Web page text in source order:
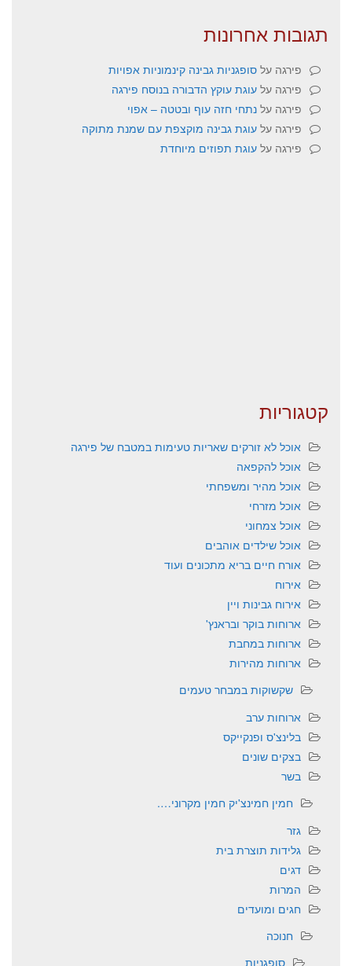
תגובות אחרונות
פירגה על סופגניות גבינה קינמוניות אפויות
פירגה על עוגת עוקץ הדבורה בנוסח פירגה
פירגה על נתחי חזה עוף ובטטה – אפוי
פירגה על עוגת גבינה מוקצפת עם שמנת מתוקה
פירגה על עוגת תפוזים מיוחדת
קטגוריות
אוכל לא זורקים שאריות טעימות במטבח של פירגה
אוכל להקפאה
אוכל מהיר ומשפחתי
אוכל מזרחי
אוכל צמחוני
אוכל שילדים אוהבים
אורח חיים בריא מתכונים ועוד
אירוח
אירוח גבינות ויין
ארוחות בוקר ובראנץ'
ארוחות במחבת
ארוחות מהירות
שקשוקות במבחר טעמים
ארוחות ערב
בלינצ'ס ופנקייקס
בצקים שונים
בשר
חמין חמינצ'יק חמין מקרוני….
גזר
גלידות תוצרת בית
דגים
המרות
חגים ומועדים
חנוכה
סופגניות